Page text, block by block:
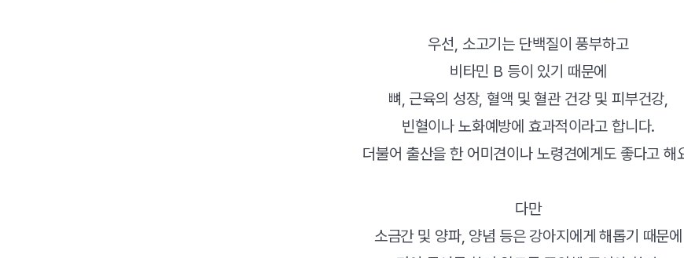
우선, 소고기는 단백질이 풍부하고
비타민 B 등이 있기 때문에
뼈, 근육의 성장, 혈액 및 혈관 건강 및 피부건강,
빈혈이나 노화예방에 효과적이라고 합니다.
더불어 출산을 한 어미견이나 노령견에게도 좋다고 해
다만
소금간 및 양파, 양념 등은 강아지에게 해롭기 때문에